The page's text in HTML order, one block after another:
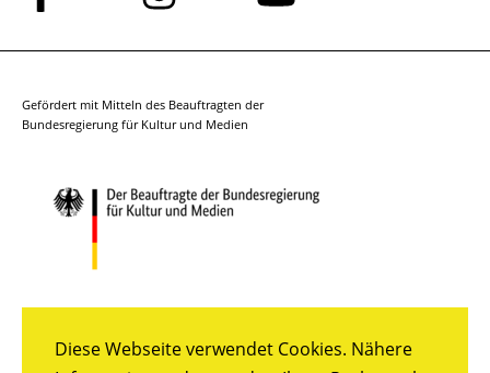
Diese Webseite verwendet Cookies. Nähere
uns
auf
uns
auf
auf
Gefördert mit Mitteln des Beauftragten der
Bundesregierung für Kultur und Medien